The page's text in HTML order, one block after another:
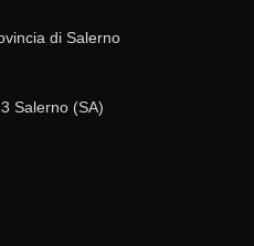
di Salerno
Salerno (SA)